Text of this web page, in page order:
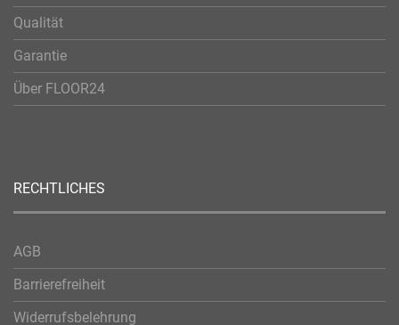
Qualität
Garantie
Über FLOOR24
RECHTLICHES
AGB
Barrierefreiheit
Widerrufsbelehrung